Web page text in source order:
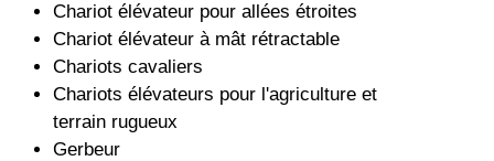
Chariot élévateur pour allées étroites
Chariot élévateur à mât rétractable
Chariots cavaliers
Chariots élévateurs pour l'agriculture et
terrain rugueux
Gerbeur